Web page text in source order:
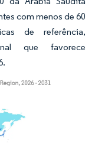
com menos de 60
de referência,
que favorece